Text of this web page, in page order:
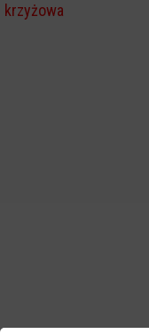
krzyżowa